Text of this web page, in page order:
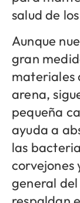
salud de
Aunque
gran
materiales
arena,
pequeña
ayuda a
las
corvejones
general